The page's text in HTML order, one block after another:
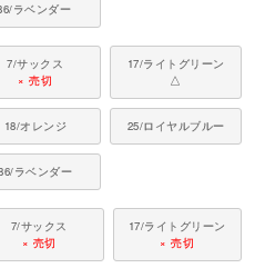
クスフンド、シーズー、チワワ、パ
イプードル、ミニチュアシュナウザ
うと思いますがどうでしょうか？
めのウエアを着用すると足が袖から外
ケガをする恐れがあります。そうい
外のウエアの着用は推奨していませ
ラベンダー
7/サックス
× 売切
17/ライトグリーン
△
18/オレンジ 25/ロイヤルブルー
ラベンダー
7/サックス
× 売切
17/ライトグリーン
× 売切